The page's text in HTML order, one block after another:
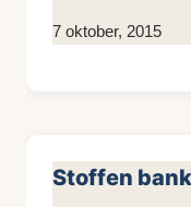
Door
7 oktober, 2015
Stoffen